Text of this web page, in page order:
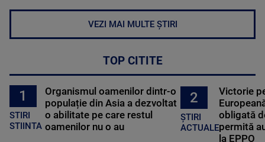
VEZI MAI MULTE ȘTIRI
TOP CITITE
1
STIRI
STIINTA
Organismul oamenilor dintr-o
populație din Asia a dezvoltat
o abilitate pe care restul
oamenilor nu o au
2
ȘTIRI
ACTUALE
Victorie
obligată
permită
la EPPO